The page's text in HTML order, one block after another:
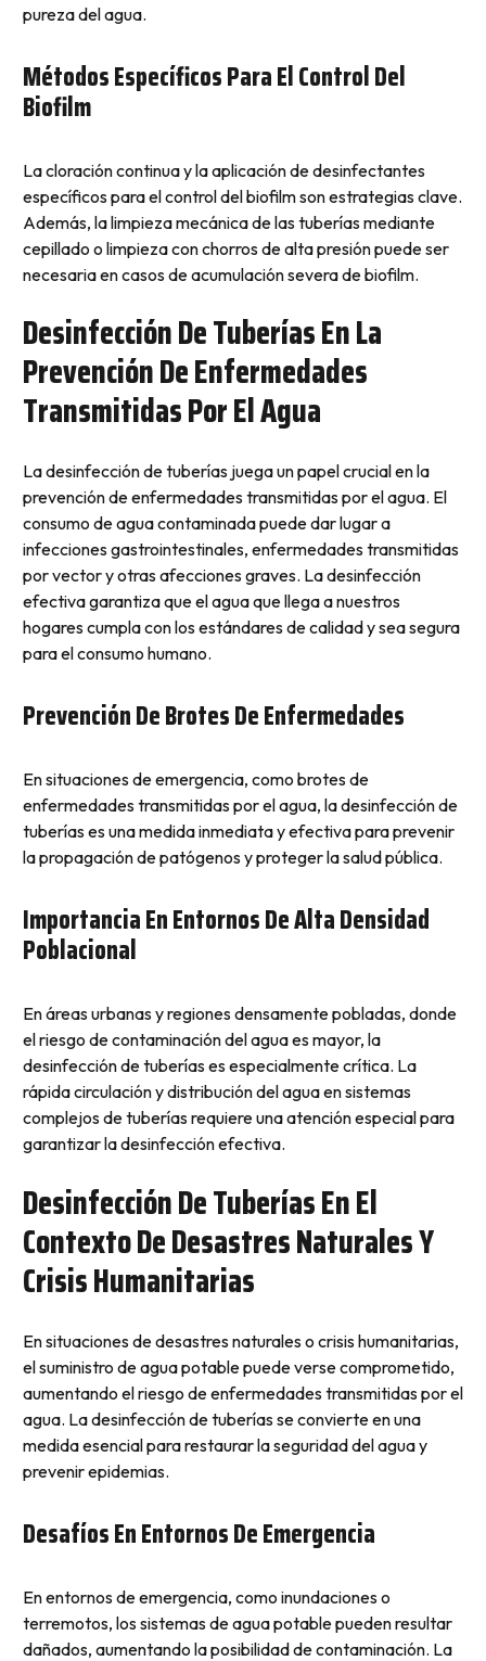
pureza del agua.
Métodos Específicos Para El Control Del
Biofilm
La cloración continua y la aplicación de desinfectantes
específicos para el control del biofilm son estrategias clave.
Además, la limpieza mecánica de las tuberías mediante
cepillado o limpieza con chorros de alta presión puede ser
necesaria en casos de acumulación severa de biofilm.
Desinfección De Tuberías En La
Prevención De Enfermedades
Transmitidas Por El Agua
La desinfección de tuberías juega un papel crucial en la
prevención de enfermedades transmitidas por el agua. El
consumo de agua contaminada puede dar lugar a
infecciones gastrointestinales, enfermedades transmitidas
por vector y otras afecciones graves. La desinfección
efectiva garantiza que el agua que llega a nuestros
hogares cumpla con los estándares de calidad y sea segura
para el consumo humano.
Prevención De Brotes De Enfermedades
En situaciones de emergencia, como brotes de
enfermedades transmitidas por el agua, la desinfección de
tuberías es una medida inmediata y efectiva para prevenir
la propagación de patógenos y proteger la salud pública.
Importancia En Entornos De Alta Densidad
Poblacional
En áreas urbanas y regiones densamente pobladas, donde
el riesgo de contaminación del agua es mayor, la
desinfección de tuberías es especialmente crítica. La
rápida circulación y distribución del agua en sistemas
complejos de tuberías requiere una atención especial para
garantizar la desinfección efectiva.
Desinfección De Tuberías En El
Contexto De Desastres Naturales Y
Crisis Humanitarias
En situaciones de desastres naturales o crisis humanitarias,
el suministro de agua potable puede verse comprometido,
aumentando el riesgo de enfermedades transmitidas por el
agua. La desinfección de tuberías se convierte en una
medida esencial para restaurar la seguridad del agua y
prevenir epidemias.
Desafíos En Entornos De Emergencia
En entornos de emergencia, como inundaciones o
terremotos, los sistemas de agua potable pueden resultar
dañados, aumentando la posibilidad de contaminación. La